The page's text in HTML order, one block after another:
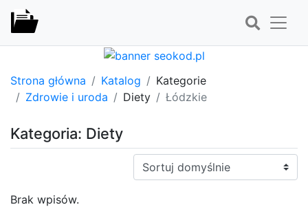
Strona główna Katalog
Kategorie
Zdrowie i uroda
Diety Łódzkie
Kategoria: Diety
Sortuj:
Brak wpisów.